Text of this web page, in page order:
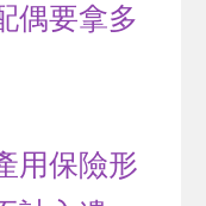
偶要拿多
用保險形